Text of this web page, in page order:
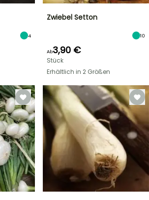
4
Zwiebel Setton
10
Ab3,90 €
Stück
Erhältlich in 2 Größen